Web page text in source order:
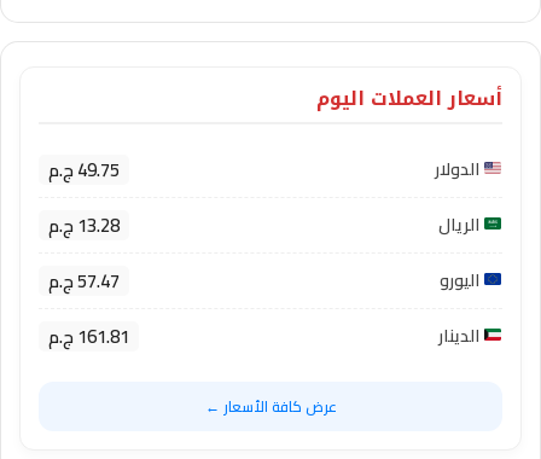
أسعار العملات اليوم
الدولار 49.75 ج.م
الريال 13.28 ج.م
اليورو 57.47 ج.م
الدينار 161.81 ج.م
عرض كافة الأسعار ←